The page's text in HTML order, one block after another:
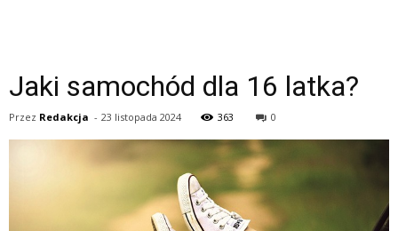
Jaki samochód dla 16 latka?
Przez Redakcja - 23 listopada 2024 363 0